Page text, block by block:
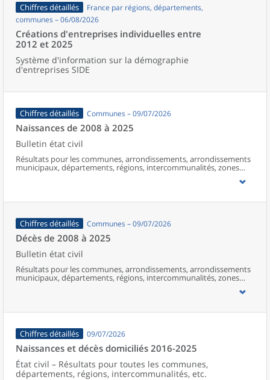
Chiffres détaillés
France par régions, départements,
communes – 06/08/2026
Créations d'entreprises individuelles entre
2012 et 2025
Système d'information sur la démographie
d'entreprises SIDE
Chiffres détaillés Communes – 09/07/2026
Naissances de 2008 à 2025
Bulletin état civil
Résultats pour les communes, arrondissements, arrondissements
municipaux, départements, régions, intercommunalités, zones
d’emploi, bassins de vie, unités urbaines et aires d’attraction des
Chiffres détaillés Communes – 09/07/2026
Décès de 2008 à 2025
Bulletin état civil
Résultats pour les communes, arrondissements, arrondissements
municipaux, départements, régions, intercommunalités, zones
d’emploi, bassins de vie, unités urbaines et aires d’attraction des
Chiffres détaillés 09/07/2026
Naissances et décès domiciliés 2016-2025
État civil – Résultats pour toutes les communes,
départements, régions, intercommunalités, etc.